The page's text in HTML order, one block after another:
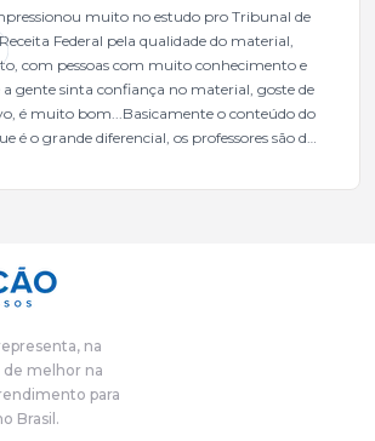
muito no estudo pro Tribunal de
Federal pela qualidade do material,
com pessoas com muito conhecimento e
a gente sinta confiança no material, goste de
é muito bom...Basicamente o conteúdo do
é o grande diferencial, os professores são de
da administração pública.Eu sempre
derrota no ano passado para que eu
o que eu errei e corrigir minha rota.E além
Concursos), que fizeram um
que estudar, ele tem que perder tempo
num pós- edital é muito
avalanche de informação, então vocês
muito bacana, porque quando eu me sentia
na
de melhor na
para
Brasil.